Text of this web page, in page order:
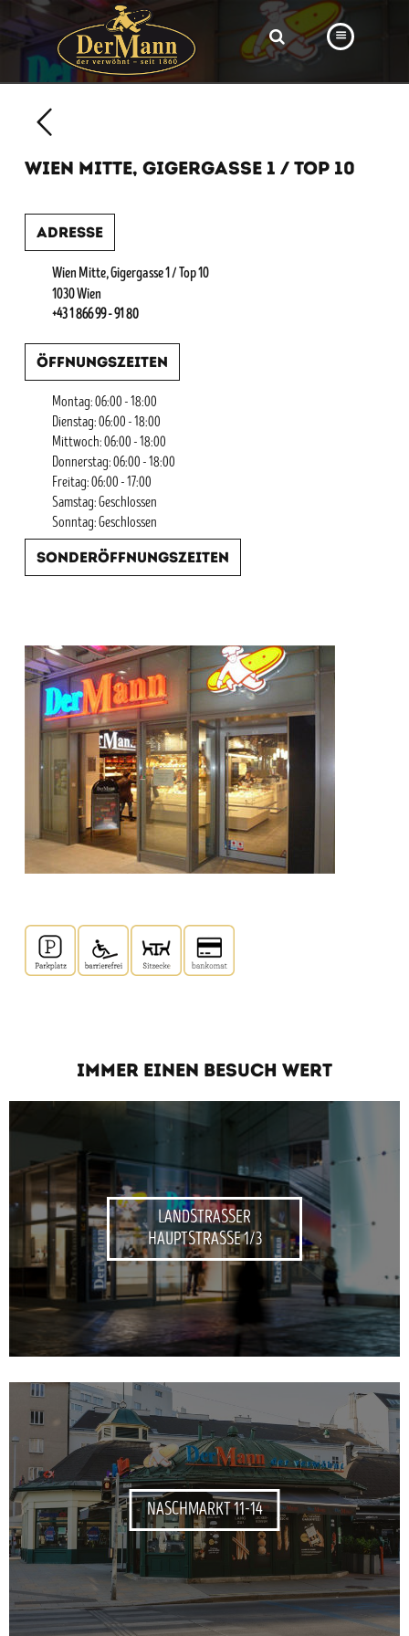
BÄCKEREI
WIEN MITTE, GIGERGASSE 1 / TOP 10
Adresse
Wien Mitte, Gigergasse 1 / Top 10
1030 Wien
+43 1 866 99 - 91 80
Öffnungszeiten
Montag: 06:00 - 18:00
Dienstag: 06:00 - 18:00
Mittwoch: 06:00 - 18:00
Donnerstag: 06:00 - 18:00
Freitag: 06:00 - 17:00
Samstag: Geschlossen
Sonntag: Geschlossen
Sonderöffnungszeiten
IMMER EINEN BESUCH WERT
LANDSTRASSER
HAUPTSTRASSE 1/3
NASCHMARKT 11-14